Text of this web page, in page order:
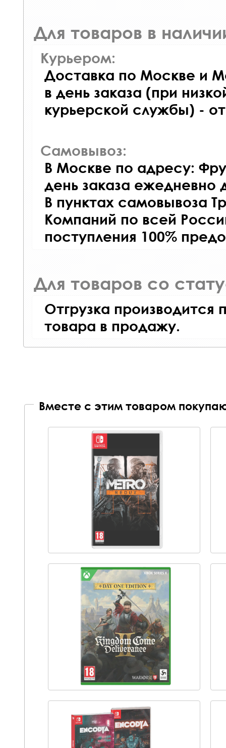
Для товаров в
Курьером:
Доставка по Москве и
в день заказа (при
курьерской службы) -
Самовывоз:
В Москве по адресу:
день заказа ежедневно
В пунктах самовывоза
Компаний по всей
поступления 100%
Для товаров со
Отгрузка производится
товара в продажу.
Вместе с этим товаром